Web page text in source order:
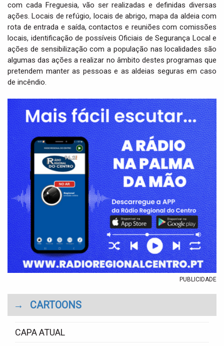
com cada Freguesia, vão ser realizadas e definidas diversas
ações. Locais de refúgio, locais de abrigo, mapa da aldeia com
rota de entrada e saída, contactos e reuniões com comissões
locais, identificação de possíveis Oficiais de Segurança Local e
ações de sensibilização com a população nas localidades são
algumas das ações a realizar no âmbito destes programas que
pretendem manter as pessoas e as aldeias seguras em caso
de incêndio.
PUBLICIDADE
→ CARTOONS
CAPA ATUAL